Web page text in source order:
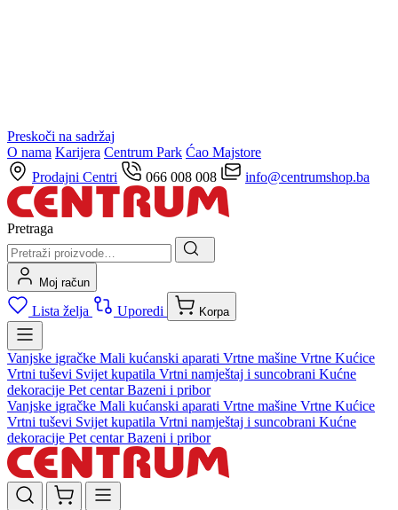
Preskoči na sadržaj
O nama Karijera Centrum Park Ćao Majstore
Prodajni Centri
066 008 008 info@centrumshop.ba
Pretraga
Moj račun
Lista želja Uporedi Korpa
Vanjske igračke Mali kućanski aparati Vrtne mašine Vrtne Kućice
Vrtni tuševi Svijet kupatila Vrtni namještaj i suncobrani Kućne
dekoracije Pet centarBazeni i pribor
Vanjske igračke Mali kućanski aparati Vrtne mašine Vrtne Kućice
Vrtni tuševi Svijet kupatila Vrtni namještaj i suncobrani Kućne
dekoracije Pet centarBazeni i pribor